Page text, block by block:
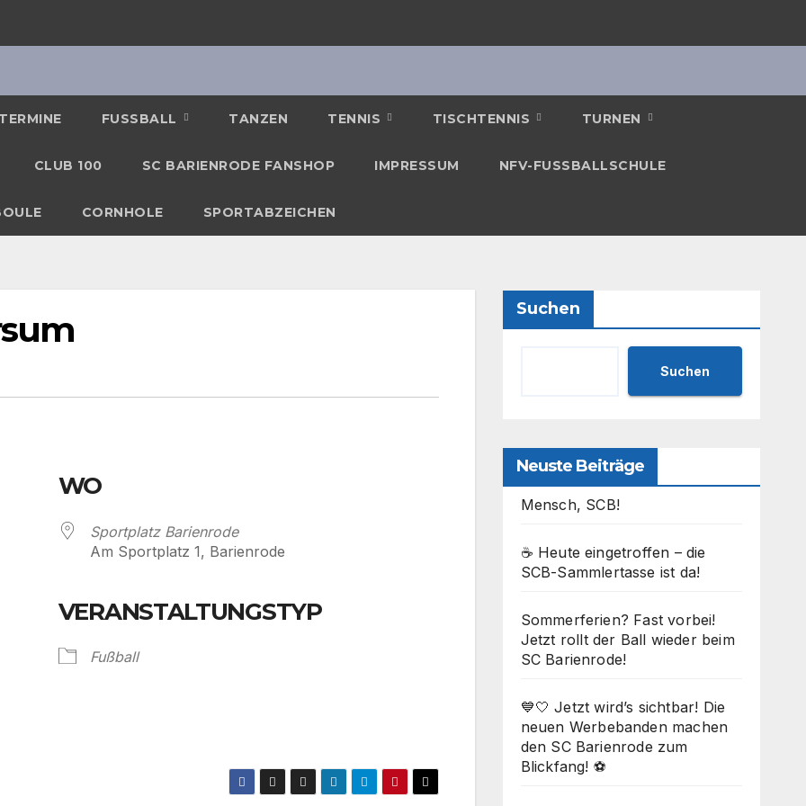
TERMINE FUSSBALL TANZEN TENNIS TISCHTENNIS TURNEN
CLUB 100 SC BARIENRODE FANSHOP IMPRESSUM NFV-FUSSBALLSCHULE
CORNHOLE SPORTABZEICHEN
WO
Sportplatz Barienrode
Am Sportplatz 1, Barienrode
VERANSTALTUNGSTYP
Fußball
Suchen
Suchen
Neuste Beiträge
Mensch, SCB!
☕ Heute eingetroffen – die
SCB-Sammlertasse ist da!
Sommerferien? Fast vorbei!
Jetzt rollt der Ball wieder beim
SC Barienrode!
💙🤍 Jetzt wird’s sichtbar! Die
neuen Werbebanden machen
den SC Barienrode zum
Blickfang! ⚽